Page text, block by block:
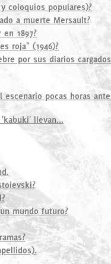
coloquios populares)?
a muerte Mersault?
1897?
roja" (1946)?
por sus diarios
pocas horas
llevan...
mundo futuro?